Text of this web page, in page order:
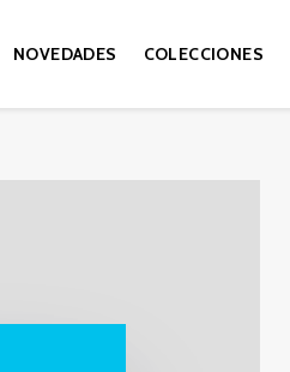
NOVEDADES COLECCIONES